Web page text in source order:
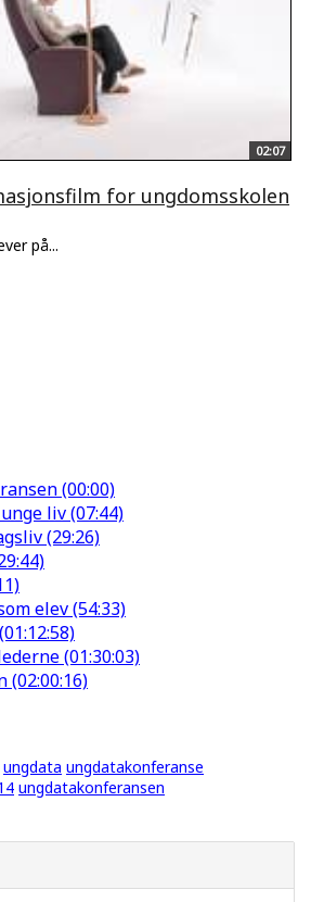
02:07
for ungdomsskolen
på...
(00:00)
liv (07:44)
(29:26)
elev (54:33)
(01:30:03)
ungdata ungdatakonferanse
ungdatakonferansen